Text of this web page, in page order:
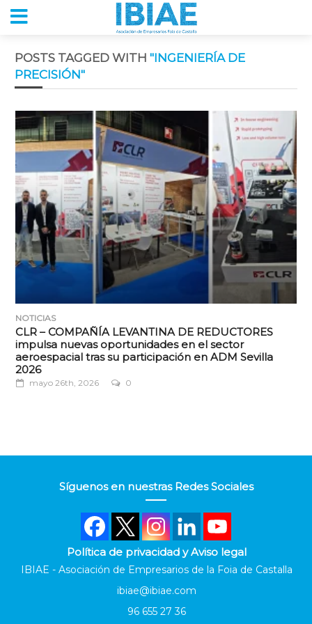
POSTS TAGGED WITH "INGENIERÍA DE
PRECISIÓN"
NOTICIAS
CLR – COMPAÑÍA LEVANTINA DE REDUCTORES
impulsa nuevas oportunidades en el sector
aeroespacial tras su participación en ADM Sevilla
2026
mayo 26th, 2026 0
Síguenos en nuestras Redes Sociales
Política de privacidad y Aviso legal
IBIAE - Asociación de Empresarios de la Foia de Castalla
ibiae@ibiae.com
96 655 27 36